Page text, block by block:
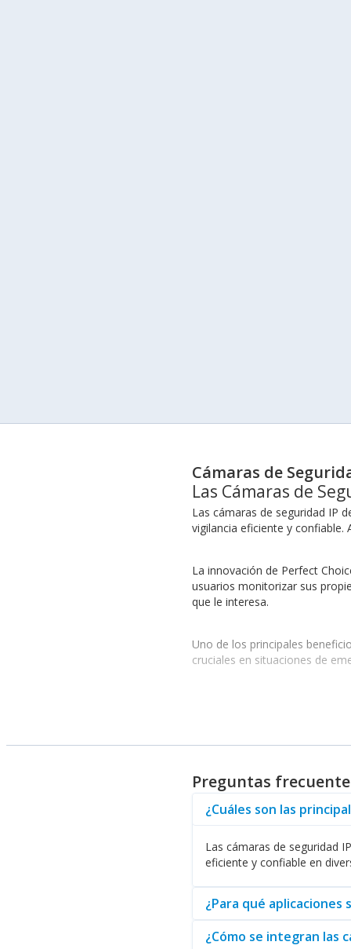
Cámaras de
Las Cámaras de
Las cámaras de seguridad IP
vigilancia eficiente y confiable.
La innovación de Perfect
usuarios monitorizar sus
que le interesa.
Uno de los principales
cruciales en situaciones de
En cuanto a la compatibilidad,
puede acceder a sus
Además, Perfect Choice
sistema de vigilancia.
Al invertir en cámaras de
momento. No escatime en
Preguntas
¿Cuáles son las
Las cámaras de seguridad
eficiente y confiable en
¿Para qué aplicaciones
¿Cómo se integran las